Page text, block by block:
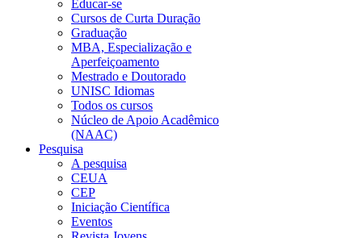
Educar-se
Cursos de Curta Duração
Graduação
MBA, Especialização e
Aperfeiçoamento
Mestrado e Doutorado
UNISC Idiomas
Todos os cursos
Núcleo de Apoio Acadêmico
(NAAC)
Pesquisa
A pesquisa
CEUA
CEP
Iniciação Científica
Eventos